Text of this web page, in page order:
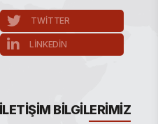
TWITTER
LINKEDIN
İLETIŞIM BILGILERIMIZ